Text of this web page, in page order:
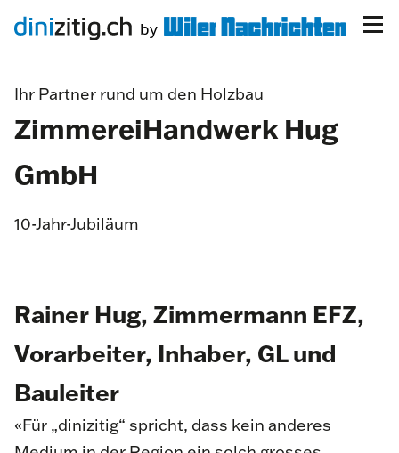
Ihr Partner rund um den Holzbau
ZimmereiHandwerk Hug
GmbH
10-Jahr-Jubiläum
Rainer Hug, Zimmermann EFZ,
Vorarbeiter, Inhaber, GL und
Bauleiter
«Für „dinizitig“ spricht, dass kein anderes